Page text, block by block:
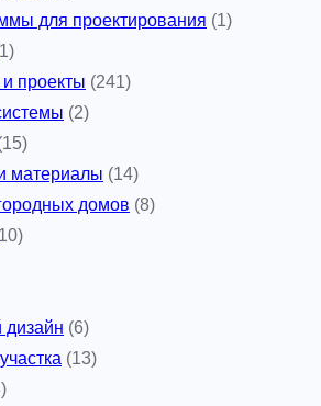
для проектирования (1)
проекты (241)
(2)
материалы (14)
домов (8)
(6)
(13)